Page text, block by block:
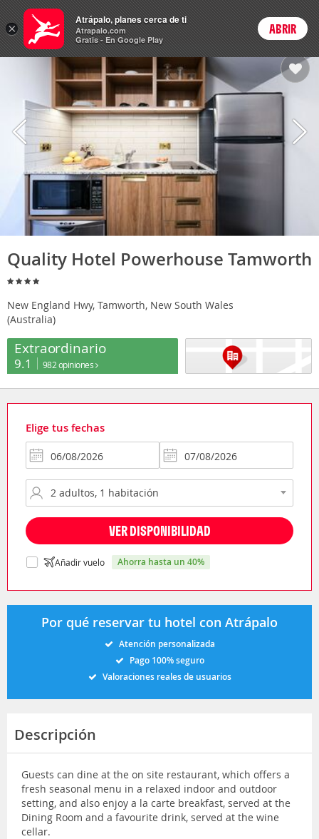
Hoteles Login
Quality Hotel Powerhouse Tamworth
New England Hwy, Tamworth, New South Wales
(Australia)
Extraordinario
9.1 982 opiniones
Elige tus fechas
VER DISPONIBILIDAD
Añadir vuelo ahorra hasta un 40%
Por qué reservar tu hotel con Atrápalo
Atención personalizada
Pago 100% seguro
Valoraciones reales de usuarios
Descripción
Guests can dine at the on site restaurant, which offers a
fresh seasonal menu in a relaxed indoor and outdoor
setting, and also enjoy a la carte breakfast, served at the
Dining Room and a favourite drink, served at the wine
cellar.
×
Atrápalo, planes cerca de ti
Atrapalo.com
Gratis - En Google Play
ABRIR